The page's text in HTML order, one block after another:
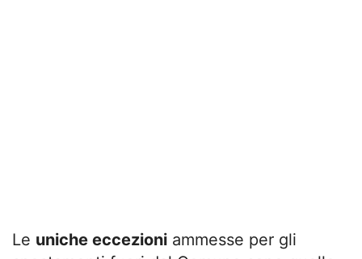
Le uniche eccezioni ammesse per gli